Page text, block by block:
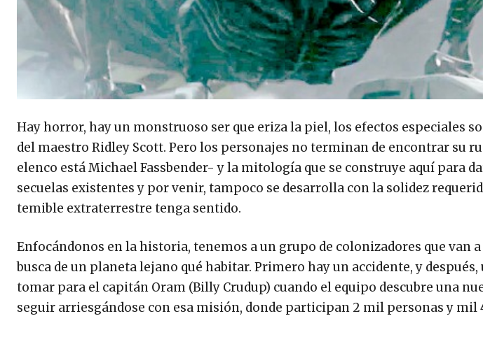
Hay horror, hay un monstruoso ser que eriza la piel, los efectos especiales
del maestro Ridley Scott. Pero los personajes no terminan de encontrar su
elenco está Michael Fassbender- y la mitología que se construye aquí para
secuelas existentes y por venir, tampoco se desarrolla con la solidez
temible extraterrestre tenga sentido.
Enfocándonos en la historia, tenemos a un grupo de colonizadores que van
busca de un planeta lejano qué habitar. Primero hay un accidente, y
tomar para el capitán Oram (Billy Crudup) cuando el equipo descubre una
seguir arriesgándose con esa misión, donde participan 2 mil personas y mil